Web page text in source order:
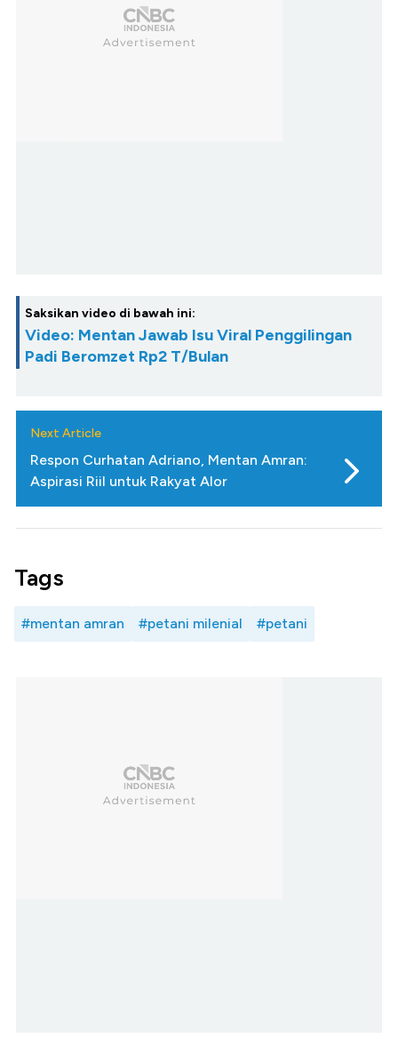
Saksikan video di bawah ini:
Video: Mentan Jawab Isu Viral Penggilingan
Padi Beromzet Rp2 T/Bulan
Next Article
Respon Curhatan Adriano, Mentan Amran:
Aspirasi Riil untuk Rakyat Alor
Tags
#mentan amran #petani milenial #petani